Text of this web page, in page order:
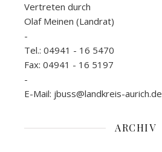
Vertreten durch
Olaf Meinen (Landrat)
-
Tel.: 04941 - 16 5470
Fax: 04941 - 16 5197
-
E-Mail: jbuss@landkreis-aurich.de
ARCHIV